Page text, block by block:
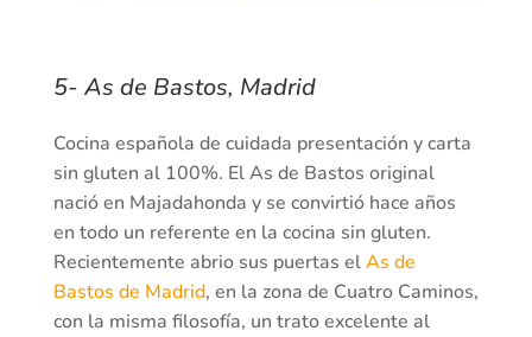
5- As de Bastos, Madrid
Cocina española de cuidada presentación y carta
sin gluten al 100%. El As de Bastos original
nació en Majadahonda y se convirtió hace años
en todo un referente en la cocina sin gluten.
Recientemente abrio sus puertas elAs de
Bastos de Madrid, en la zona de Cuatro Caminos,
con la misma filosofía, un trato excelente al